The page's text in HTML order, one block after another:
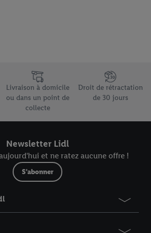
avec les différents arguments de
Livraison à domicile
ou dans un point de
collecte
Droit de rétractation
de 30 jours
Newsletter Lidl
et ne ratez aucune offre !
S'abonner